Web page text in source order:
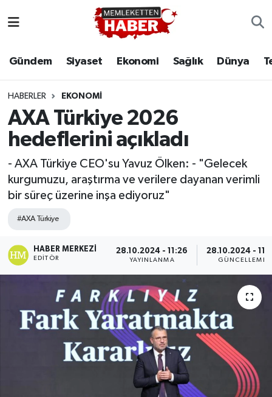
Gündem Siyaset Ekonomi Sağlık Dünya
HABERLER EKONOMI
AXA Türkiye 2026
hedeflerini açıkladı
- AXA Türkiye CEO'su Yavuz Ölken: - "Gelecek
kurgumuzu, araştırma ve verilere dayanan verimli
bir süreç üzerine inşa ediyoruz"
#AXA Türkiye
HABER MERKEZI
EDITÖR
28.10.2024 - 11:26
YAYINLANMA
28.10.2024 -
GÜNCELLEME